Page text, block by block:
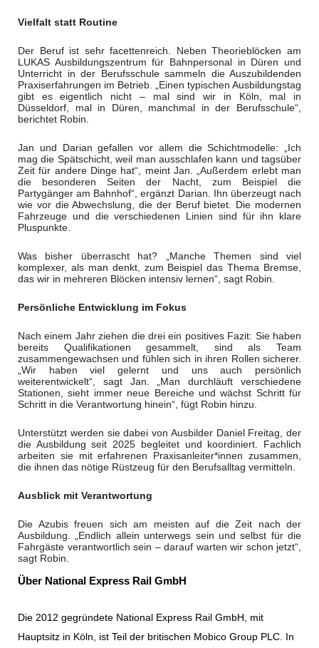
Vielfalt statt Routine
Der Beruf ist sehr facettenreich. Neben Theorieblöcken am
LUKAS Ausbildungszentrum für Bahnpersonal in Düren und
Unterricht in der Berufsschule sammeln die Auszubildenden
Praxiserfahrungen im Betrieb.
„Einen typischen Ausbildungstag
gibt es eigentlich nicht – mal sind wir in Köln, mal in
Düsseldorf, mal in Düren, manchmal in der Berufsschule“,
berichtet Robin.
Jan und Darian gefallen vor allem die Schichtmodelle: „Ich
mag die Spätschicht, weil man ausschlafen kann und tagsüber
Zeit für andere Dinge hat“, meint Jan. „Außerdem erlebt man
die besonderen Seiten der Nacht, zum Beispiel die
Partygänger am Bahnhof“, ergänzt Darian. Ihn überzeugt nach
wie vor die Abwechslung, die der Beruf bietet. Die modernen
Fahrzeuge und die verschiedenen Linien sind für ihn klare
Pluspunkte.
Was bisher überrascht hat? „Manche Themen sind viel
komplexer, als man denkt, zum Beispiel das Thema Bremse,
das wir in mehreren Blöcken intensiv lernen“, sagt Robin.
Persönliche Entwicklung im Fokus
Nach einem Jahr ziehen die drei ein positives Fazit: Sie haben
bereits Qualifikationen gesammelt, sind als Team
zusammengewachsen und fühlen sich in ihren Rollen sicherer.
„Wir haben viel gelernt und uns auch persönlich
weiterentwickelt“, sagt Jan.
„Man durchläuft verschiedene
Stationen, sieht immer neue Bereiche und wächst Schritt für
Schritt in die Verantwortung hinein“, fügt Robin hinzu.
Unterstützt werden sie dabei von Ausbilder Daniel Freitag, der
die Ausbildung seit 2025 begleitet und koordiniert. Fachlich
arbeiten sie mit erfahrenen Praxisanleiter*innen zusammen,
die ihnen das nötige Rüstzeug für den Berufsalltag vermitteln.
Ausblick mit Verantwortung
Die Azubis freuen sich am meisten auf die Zeit nach der
Ausbildung. „Endlich allein unterwegs sein und selbst für die
Fahrgäste verantwortlich sein – darauf warten wir schon jetzt“,
sagt Robin.
Über National Express Rail GmbH
Die 2012 gegründete National Express Rail GmbH, mit
Hauptsitz in Köln, ist Teil der britischen Mobico Group PLC. In